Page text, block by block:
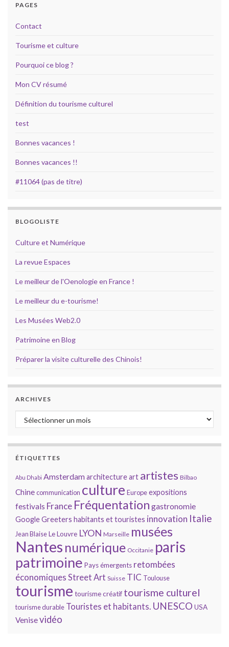
PAGES
Contact
Tourisme et culture
Pourquoi ce blog ?
Mon CV résumé
Définition du tourisme culturel
test
Bonnes vacances !
Bonnes vacances !!
#11064 (pas de titre)
BLOGOLISTE
Culture et Numérique
La revue Espaces
Le meilleur de l'Oenologie en France !
Le meilleur du e-tourisme!
Les Musées Web2.0
Patrimoine en Blog
Préparer la visite culturelle des Chinois!
ARCHIVES
Archives
ÉTIQUETTES
Abu Dhabi Amsterdamarchitectureart artistes Bilbao
Chinecommunication culture Europeexpositions
festivals France Fréquentation gastronomie
GoogleGreeters habitants et touristes innovation Italie
Jean BlaiseLe Louvre LYON Marseille musées
Nantes numérique Occitanie paris
patrimoine Pays émergents retombées
économiques Street Art Suisse TIC Toulouse
tourisme tourisme créatif tourisme culturel
tourisme durable Touristes et habitants. UNESCO USA
Venisevidéo